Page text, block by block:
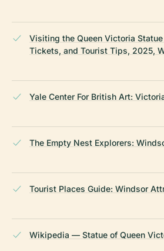
Visiting the Queen Victoria
Tickets, and Tourist Tips, 2025,
Yale Center For British Art:
The Empty Nest Explorers:
Tourist Places Guide: Windsor
Wikipedia — Statue of Queen